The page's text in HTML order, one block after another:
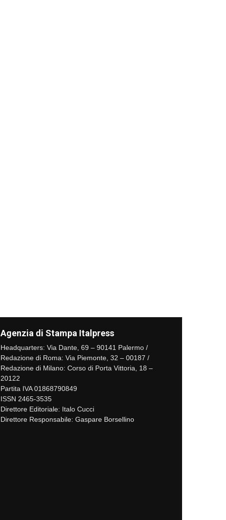
Agenzia di Stampa Italpress
Headquarters: Via Dante, 69 – 90141 Palermo /
Redazione di Roma: Via Piemonte, 32 – 00187 /
Redazione di Milano: Corso di Porta Vittoria, 18 –
20122
Partita IVA 01868790849
ISSN 2465-3535
Direttore Editoriale: Italo Cucci
Direttore Responsabile: Gaspare Borsellino